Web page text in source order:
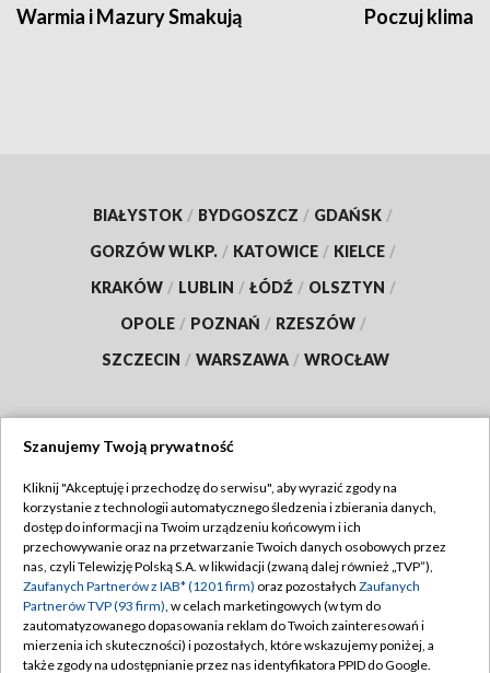
Warmia i Mazury Smakują Poczuj klimat
BIAŁYSTOK / BYDGOSZCZ / GDAŃSK /
GORZÓW WLKP. / KATOWICE / KIELCE /
KRAKÓW / LUBLIN / ŁÓDŹ / OLSZTYN /
OPOLE / POZNAŃ / RZESZÓW /
SZCZECIN / WARSZAWA / WROCŁAW
TVP
Abonament TVP
Emisja w TVP
Centrum informacji TVP
Naziemna Telewizja Cyfrowa
Regulamin TVP
Polityka prywatności
Moje zgody
Pomoc
Szanujemy Twoją prywatność
Kliknij "Akceptuję i przechodzę do serwisu", aby wyrazić zgody na
korzystanie z technologii automatycznego śledzenia i zbierania danych,
dostęp do informacji na Twoim urządzeniu końcowym i ich
przechowywanie oraz na przetwarzanie Twoich danych osobowych przez
nas, czyli Telewizję Polską S.A. w likwidacji (zwaną dalej również „TVP”),
Zaufanych Partnerów z IAB* (1201 firm) oraz pozostałych Zaufanych
Partnerów TVP (93 firm), w celach marketingowych (w tym do
zautomatyzowanego dopasowania reklam do Twoich zainteresowań i
mierzenia ich skuteczności) i pozostałych, które wskazujemy poniżej, a
także zgody na udostępnianie przez nas identyfikatora PPID do Google.